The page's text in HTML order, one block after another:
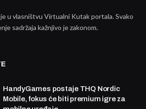
u vlasništvu Virtualni Kutak portala. Svako
sadržaja kažnjivo je zakonom.
HandyGames postaje THQ Nordic
Mobile, fokus će biti premium igre za